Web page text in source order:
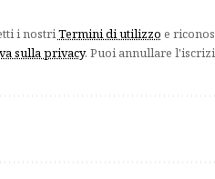
i nostriTermini di utilizzo e
sulla privacy. Puoi annullare